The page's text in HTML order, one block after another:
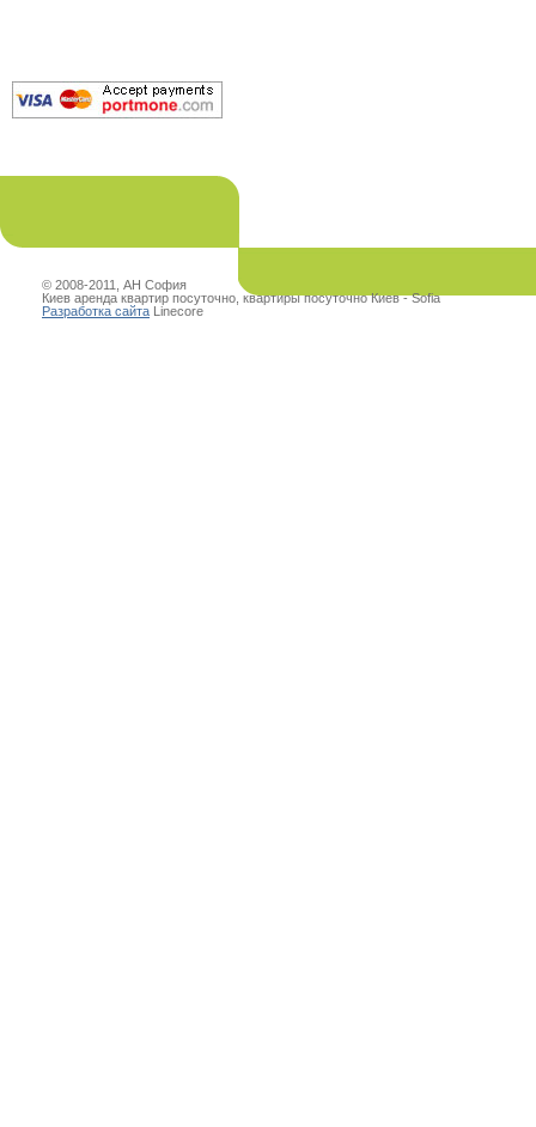
© 2008-2011, АН София
Киев аренда квартир посуточно, квартиры посуточно Киев - Sofia
Разработка сайта Linecore